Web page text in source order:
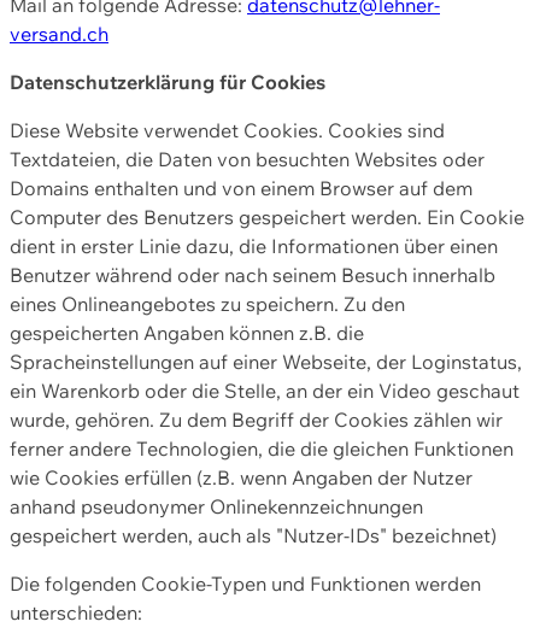
versand.ch
Datenschutzerklärung für Cookies
Diese Website verwendet Cookies. Cookies sind
Textdateien, die Daten von besuchten Websites oder
Domains enthalten und von einem Browser auf dem
Computer des Benutzers gespeichert werden. Ein Cookie
dient in erster Linie dazu, die Informationen über einen
Benutzer während oder nach seinem Besuch innerhalb
eines Onlineangebotes zu speichern. Zu den
gespeicherten Angaben können z.B. die
Spracheinstellungen auf einer Webseite, der Loginstatus,
ein Warenkorb oder die Stelle, an der ein Video geschaut
wurde, gehören. Zu dem Begriff der Cookies zählen wir
ferner andere Technologien, die die gleichen Funktionen
wie Cookies erfüllen (z.B. wenn Angaben der Nutzer
anhand pseudonymer Onlinekennzeichnungen
gespeichert werden, auch als "Nutzer-IDs" bezeichnet)
Die folgenden Cookie-Typen und Funktionen werden
unterschieden: